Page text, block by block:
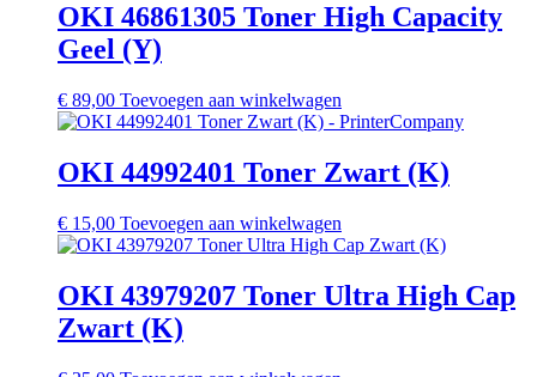
OKI 46861305 Toner High Capacity
Geel (Y)
€ 89,00 Toevoegen aan winkelwagen
OKI 44992401 Toner Zwart (K)
€ 15,00 Toevoegen aan winkelwagen
OKI 43979207 Toner Ultra High Cap
Zwart (K)